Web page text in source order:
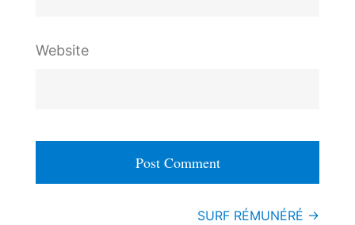
Website
SURF RÉMUNÉRÉ →